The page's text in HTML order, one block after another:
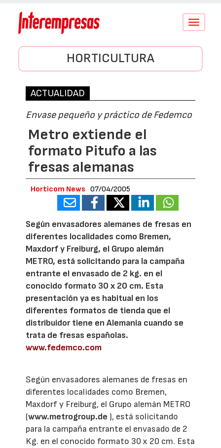
Conmutar
HORTICULTURA
ACTUALIDAD
Envase pequeño y práctico de Fedemco
Metro extiende el
formato Pitufo a las
fresas alemanas
Horticom News 07/04/2005
Según envasadores alemanes de fresas en
diferentes localidades como Bremen,
Maxdorf y Freiburg, el Grupo alemán
METRO, está solicitando para la campaña
entrante el envasado de 2 kg. en el
conocido formato 30 x 20 cm. Esta
presentación ya es habitual en los
diferentes formatos de tienda que el
distribuidor tiene en Alemania cuando se
trata de fresas españolas.
www.fedemco.com
Según envasadores alemanes de fresas en
diferentes localidades como Bremen,
Maxdorf y Freiburg, el Grupo alemán METRO
(www.metrogroup.de ), está solicitando
para la campaña entrante el envasado de 2
Kg. en el conocido formato 30 x 20 cm. Esta